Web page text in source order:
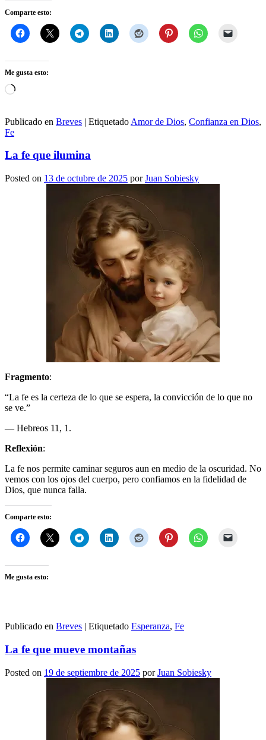
Comparte esto:
Me gusta esto:
Cargando...
Publicado en Breves | Etiquetado Amor de Dios, Confianza en Dios,
Fe
La fe que ilumina
Posted on 13 de octubre de 2025 porJuan Sobiesky
Fragmento:
“La fe es la certeza de lo que se espera, la convicción de lo que no
se ve.”
— Hebreos 11, 1.
Reflexión:
La fe nos permite caminar seguros aun en medio de la oscuridad. No
vemos con los ojos del cuerpo, pero confiamos en la fidelidad de
Dios, que nunca falla.
Comparte esto:
Me gusta esto:
Publicado en Breves | Etiquetado Esperanza, Fe
La fe que mueve montañas
Posted on 19 de septiembre de 2025 porJuan Sobiesky